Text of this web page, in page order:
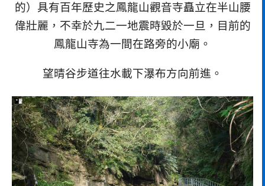
的）具有百年歷史之鳳龍山觀音寺矗立在半山腰
偉壯麗，不幸於九二一地震時毀於一旦，目前的
鳳龍山寺為一間在路旁的小廟。
望晴谷步道往水載下瀑布方向前進。